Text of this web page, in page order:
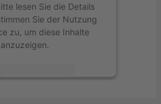
lesen Sie die Details
Sie der Nutzung
zu, um diese Inhalte
anzuzeigen.
Informationen